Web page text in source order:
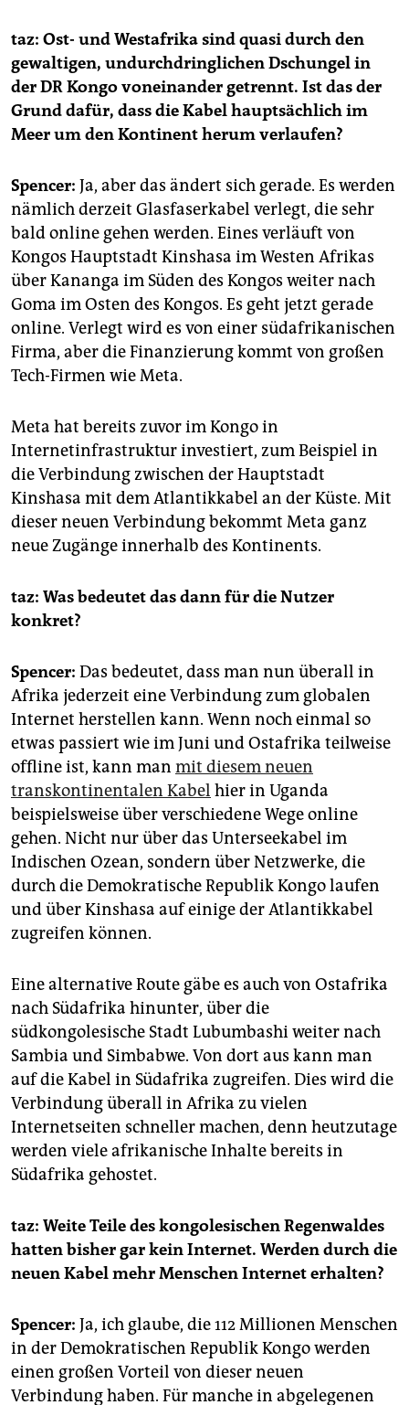
taz: Ost- und Westafrika sind quasi durch den
gewaltigen, undurchdringlichen Dschungel in
der DR Kongo voneinander getrennt. Ist das der
Grund dafür, dass die Kabel hauptsächlich im
Meer um den Kontinent herum verlaufen?
Spencer: Ja, aber das ändert sich gerade. Es werden
nämlich derzeit Glasfaserkabel verlegt, die sehr
bald online gehen werden. Eines verläuft von
Kongos Hauptstadt Kinshasa im Westen Afrikas
über Kananga im Süden des Kongos weiter nach
Goma im Osten des Kongos. Es geht jetzt gerade
online. Verlegt wird es von einer südafrikanischen
Firma, aber die Finanzierung kommt von großen
Tech-Firmen wie Meta.
Meta hat bereits zuvor im Kongo in
Internetinfrastruktur investiert, zum Beispiel in
die Verbindung zwischen der Hauptstadt
Kinshasa mit dem Atlantikkabel an der Küste. Mit
dieser neuen Verbindung bekommt Meta ganz
neue Zugänge innerhalb des Kontinents.
taz: Was bedeutet das dann für die Nutzer
konkret?
Spencer: Das bedeutet, dass man nun überall in
Afrika jederzeit eine Verbindung zum globalen
Internet herstellen kann. Wenn noch einmal so
etwas passiert wie im Juni und Ostafrika teilweise
offline ist, kann man mit diesem neuen
transkontinentalen Kabel hier in Uganda
beispielsweise über verschiedene Wege online
gehen. Nicht nur über das Unterseekabel im
Indischen Ozean, sondern über Netzwerke, die
durch die Demokratische Republik Kongo laufen
und über Kinshasa auf einige der Atlantikkabel
zugreifen können.
Eine alternative Route gäbe es auch von Ostafrika
nach Südafrika hinunter, über die
südkongolesische Stadt Lubumbashi weiter nach
Sambia und Simbabwe. Von dort aus kann man
auf die Kabel in Südafrika zugreifen. Dies wird die
Verbindung überall in Afrika zu vielen
Internetseiten schneller machen, denn heutzutage
werden viele afrikanische Inhalte bereits in
Südafrika gehostet.
taz: Weite Teile des kongolesischen Regenwaldes
hatten bisher gar kein Internet. Werden durch die
neuen Kabel mehr Menschen Internet erhalten?
Spencer: Ja, ich glaube, die 112 Millionen Menschen
in der Demokratischen Republik Kongo werden
einen großen Vorteil von dieser neuen
Verbindung haben. Für manche in abgelegenen